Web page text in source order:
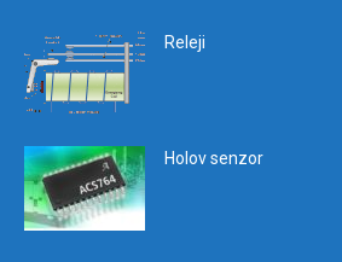
Releji
Holov senzor